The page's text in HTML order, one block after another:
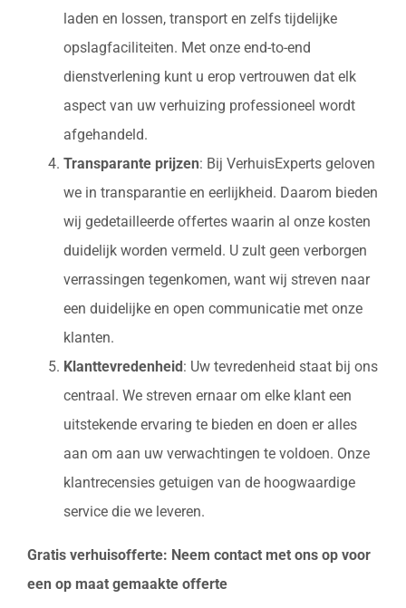
laden en lossen, transport en zelfs tijdelijke
opslagfaciliteiten. Met onze end-to-end
dienstverlening kunt u erop vertrouwen dat elk
aspect van uw verhuizing professioneel wordt
afgehandeld.
Transparante prijzen: Bij VerhuisExperts geloven
we in transparantie en eerlijkheid. Daarom bieden
wij gedetailleerde offertes waarin al onze kosten
duidelijk worden vermeld. U zult geen verborgen
verrassingen tegenkomen, want wij streven naar
een duidelijke en open communicatie met onze
klanten.
Klanttevredenheid : Uw tevredenheid staat bij ons
centraal. We streven ernaar om elke klant een
uitstekende ervaring te bieden en doen er alles
aan om aan uw verwachtingen te voldoen. Onze
klantrecensies getuigen van de hoogwaardige
service die we leveren.
Gratis verhuisofferte: Neem contact met ons op voor
een op maat gemaakte offerte